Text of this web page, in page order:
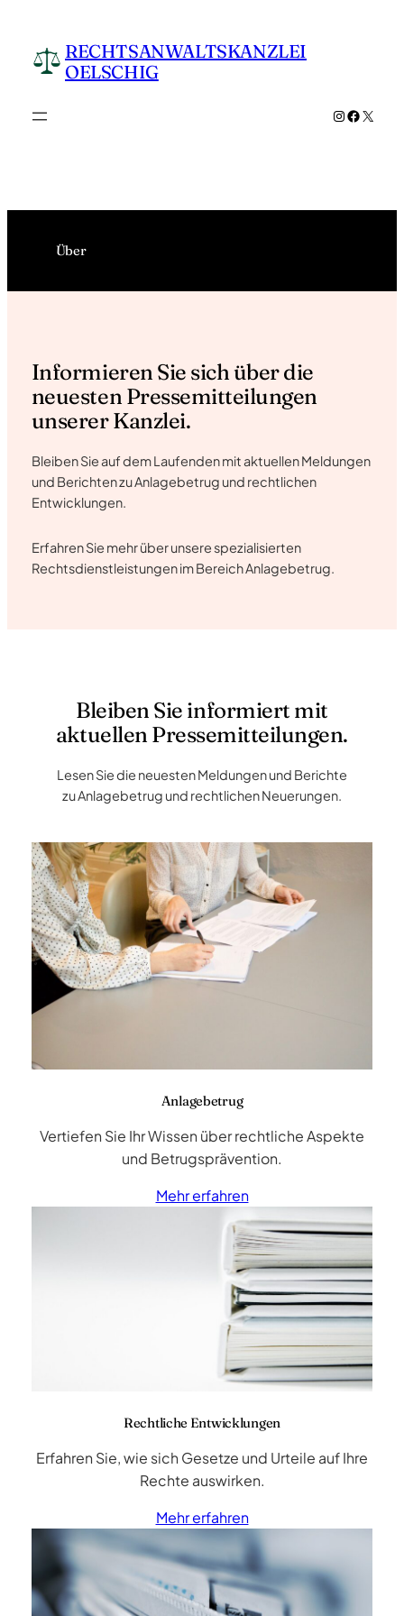
springen RECHTSANWALTSKANZLEI
OELSCHIG
Instagram
X
Über
Informieren Sie sich über die
neuesten Pressemitteilungen
unserer Kanzlei.
Bleiben Sie auf dem Laufenden mit aktuellen Meldungen
und Berichten zu Anlagebetrug und rechtlichen
Entwicklungen.
Erfahren Sie mehr über unsere spezialisierten
Rechtsdienstleistungen im Bereich Anlagebetrug.
Bleiben Sie informiert mit
aktuellen Pressemitteilungen.
Lesen Sie die neuesten Meldungen und Berichte
zu Anlagebetrug und rechtlichen Neuerungen.
Anlagebetrug
Vertiefen Sie Ihr Wissen über rechtliche Aspekte
und Betrugsprävention.
Mehr erfahren
Rechtliche Entwicklungen
Erfahren Sie, wie sich Gesetze und Urteile auf Ihre
Rechte auswirken.
Mehr erfahren